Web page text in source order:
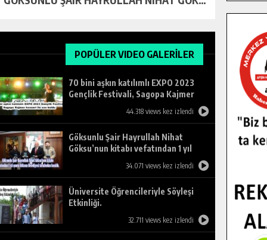
POPÜLER VIDEO GALERİLER
70 bini aşkın katılımlı EXPO 2023
Gençlik Festivali, Sagopa Kajmer
44.318 views kez izlendi
Göksunlu Şair Hayrullah Nihat
Göksu’nun kitabı vefatından 1 yıl
sonra Göksun Belediyesi tarafından
34.071 views kez izlendi
Üniversite Öğrencileriyle Söyleşi
Etkinliği.
32.711 views kez izlendi